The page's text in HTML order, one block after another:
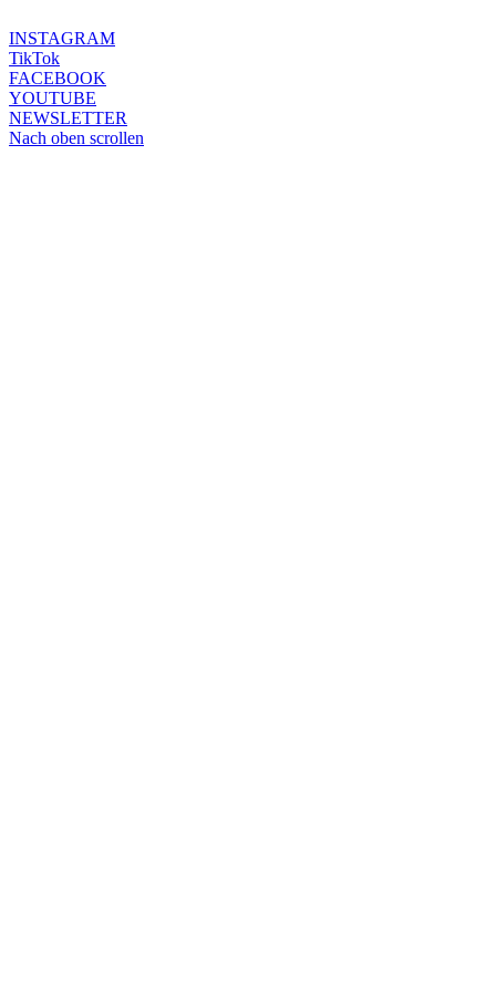
INSTAGRAM
TikTok
FACEBOOK
YOUTUBE
NEWSLETTER
Nach oben scrollen